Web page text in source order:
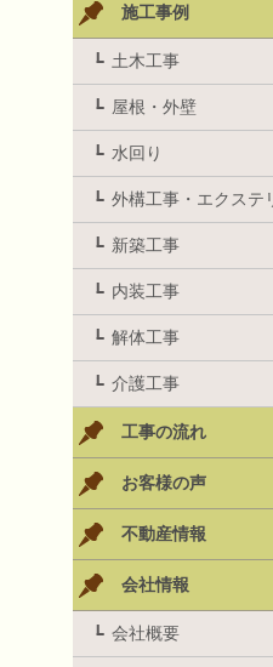
施工事例
土木工事
屋根・外壁
水回り
外構工事・エクステ
新築工事
内装工事
解体工事
介護工事
工事の流れ
お客様の声
不動産情報
会社情報
会社概要